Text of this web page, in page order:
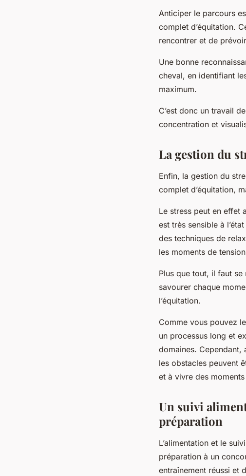
Anticiper le parcours
complet d’équitation.
rencontrer et de
Une bonne
cheval, en identifiant
maximum.
C’est donc un travail de
concentration et
La gestion du
Enfin, la gestion du
complet d’équitation,
Le stress peut en effet
est très sensible à
des techniques de
les moments de
Plus que tout, il faut
savourer chaque
l’équitation.
Comme vous pouvez
un processus long et
domaines. Cependant,
les obstacles peuvent
et à vivre des
Un suivi
préparation
L’alimentation et le
préparation à un
entraînement réussi et